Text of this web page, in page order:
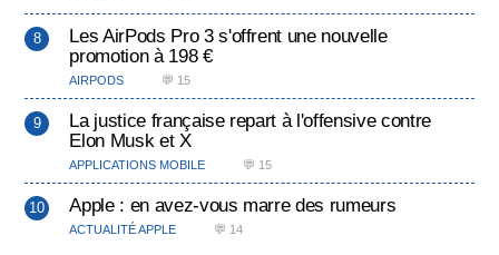
Les AirPods Pro 3 s'offrent une nouvelle
promotion à 198 €
AIRPODS 💬 15
La justice française repart à l'offensive contre
Elon Musk et X
APPLICATIONS MOBILE 💬 15
Apple : en avez-vous marre des rumeurs
ACTUALITÉ APPLE 💬 14